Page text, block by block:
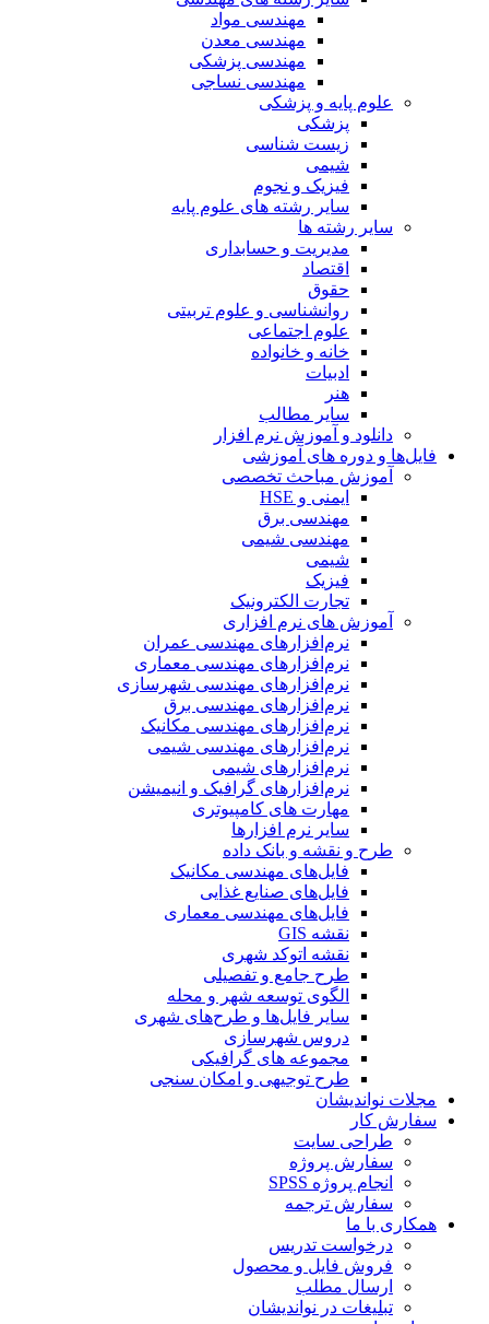
مهندسی مواد
مهندسی معدن
مهندسی پزشکی
مهندسی نساجی
علوم پایه و پزشکی
پزشکی
زیست شناسی
شیمی
فیزیک و نجوم
سایر رشته های علوم پایه
سایر رشته ها
مدیریت و حسابداری
اقتصاد
حقوق
روانشناسی و علوم تربیتی
علوم اجتماعی
خانه و خانواده
ادبیات
هنر
سایر مطالب
دانلود و آموزش نرم افزار
فایل‌ها و دوره های آموزشی
آموزش مباحث تخصصی
ایمنی و HSE
مهندسی برق
مهندسی شیمی
شیمی
فیزیک
تجارت الکترونیک
آموزش های نرم افزاری
نرم‌افزارهای مهندسی عمران
نرم‌افزارهای مهندسی معماری
نرم‌افزارهای مهندسی شهرسازی
نرم‌افزارهای مهندسی برق
نرم‌افزارهای مهندسی مکانیک
نرم‌افزارهای مهندسی شیمی
نرم‌افزارهای شیمی
نرم‌افزارهای گرافیک و انیمیشن
مهارت های کامپیوتری
سایر نرم افزارها
طرح و نقشه و بانک داده
فایل‌های مهندسی مکانیک
فایل‌های صنایع غذایی
فایل‌های مهندسی معماری
نقشه GIS
نقشه اتوکد شهری
طرح جامع و تفصیلی
الگوی توسعه شهر و محله
سایر فایل‌ها و طرح‌های شهری
دروس شهرسازی
مجموعه های گرافیکی
طرح توجیهی و امکان سنجی
مجلات نواندیشان
سفارش کار
طراحی سایت
سفارش پروژه
انجام پروژه SPSS
سفارش ترجمه
همکاری با ما
درخواست تدریس
فروش فایل و محصول
ارسال مطلب
تبلیغات در نواندیشان